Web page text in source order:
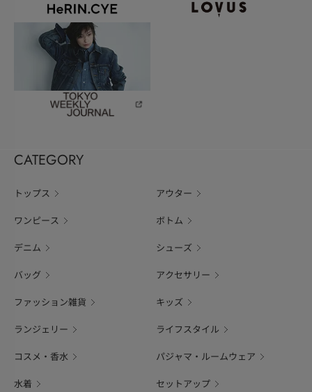
CATEGORY
トップス アウター
ワンピース ボトム
デニム シューズ
バッグ アクセサリー
ファッション雑貨 キッズ
ランジェリー ライフスタイル
コスメ・香水 パジャマ・ルームウェア
水着 セットアップ